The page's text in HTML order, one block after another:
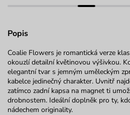
Popis
Coalie Flowers je romantická verze
okouzlí detailní květinovou výšivkou.
elegantní tvar s jemným uměleckým
kabelce jedinečný charakter. Uvnitř
zatímco zadní kapsa na magnet ti
drobnostem. Ideální doplněk pro ty,
nádechem originality.